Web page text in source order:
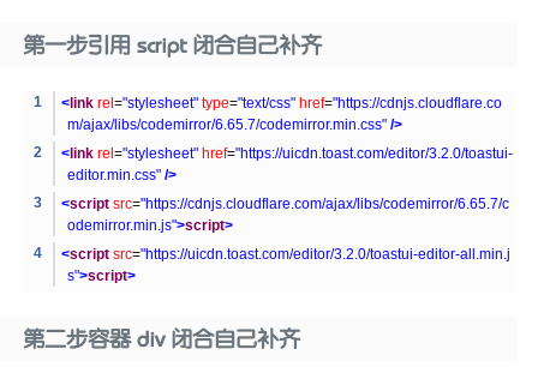
第一步引用 script 闭合自己补齐
<link rel="stylesheet" type="text/css" href="https://cdnjs.cloudflare.co
m/ajax/libs/codemirror/6.65.7/codemirror.min.css" />
<link rel="stylesheet" href="https://uicdn.toast.com/editor/3.2.0/toastui-
editor.min.css" />
<script src="https://cdnjs.cloudflare.com/ajax/libs/codemirror/6.65.7/c
odemirror.min.js">script>
<script src="https://uicdn.toast.com/editor/3.2.0/toastui-editor-all.min.j
s">script>
第二步容器 div 闭合自己补齐